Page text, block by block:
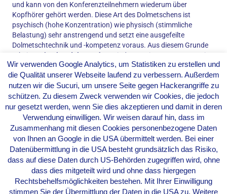
und kann von den Konferenzteilnehmern wiederum über
Kopfhörer gehört werden. Diese Art des Dolmetschens ist
psychisch (hohe Konzentration) wie physisch (stimmliche
Belastung) sehr anstrengend und setzt eine ausgefeilte
Dolmetschtechnik und -kompetenz voraus. Aus diesem Grunde
arbeiten
Simultandolmetscher
mindestens in Teams aus zwei
oder mehr Dolmetschern, die sich abwechseln.
KONSEKUTIVDOLMETSCHEN
Die Verdolmetschung erfolgt zeitversetzt, d.h., der Dolmetscher
macht sich während der einzelnen Passagen des Vortrags mit
Hilfe seiner persönlichen Notizentechnik Aufzeichnungen und
bringt die Passage anschließend in die Zielsprache. Es handelt
sich dabei nicht um eine reine Inhaltswiedergabe, sondern um
eine gestraffte und gut strukturierte zielsprachliche Fassung. Die
Passagen können unterschiedlich lang sein, umfassen jedoch
gemeinhin einen längeren, inhaltlich zusammenhängenden
Sinnabschnitt.
Da das
Konsekutivdolmetschen aufgrund des häufigen
Wir verwenden Google Analytics, um Statistiken zu erstellen und
die Qualität unserer Webseite laufend zu verbessern. Außerdem
nutzen wir die Sucuri, um unsere Seite gegen Hackerangriffe zu
schützen. Zu diesem Zweck verwenden wir Cookies, die jedoch
nur gesetzt werden, wenn Sie dies akzeptieren und damit in deren
Verwendung einwilligen. Wir weisen darauf hin, dass im
Zusammenhang mit diesen Cookies personenbezogene Daten
von Ihnen an Google in die USA übermittelt werden. Bei einer
Datenübermittlung in die USA besteht grundsätzlich das Risiko,
dass auf diese Daten durch US-Behörden zugegriffen wird, ohne
dass dies mitgeteilt wird und ohne dass hiergegen
Rechtsbehelfsmöglichkeiten bestehen. Mit Ihrer Einwilligung
stimmen Sie der Übermittlung der Daten in die USA zu. Weitere